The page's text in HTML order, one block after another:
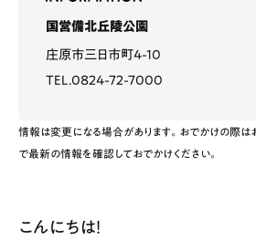
Gourmet
国営備北丘陵公園
庄原市三日市町4-10
TEL.0824-72-7000
情報は変更になる場合があります。おでかけの際は
で最新の情報を確認しておでかけください。
こんにちは！